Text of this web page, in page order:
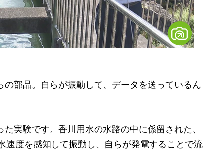
の部品。自らが振動して、データを送っているん
実験です。香川用水の水路の中に係留された、
速度を感知して振動し、自らが発電することで流